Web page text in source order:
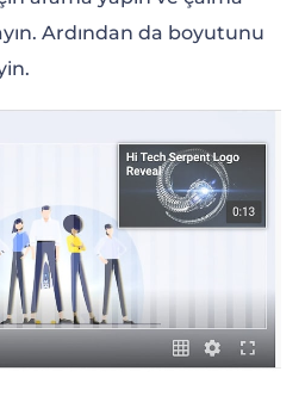
Ardından da boyutunu